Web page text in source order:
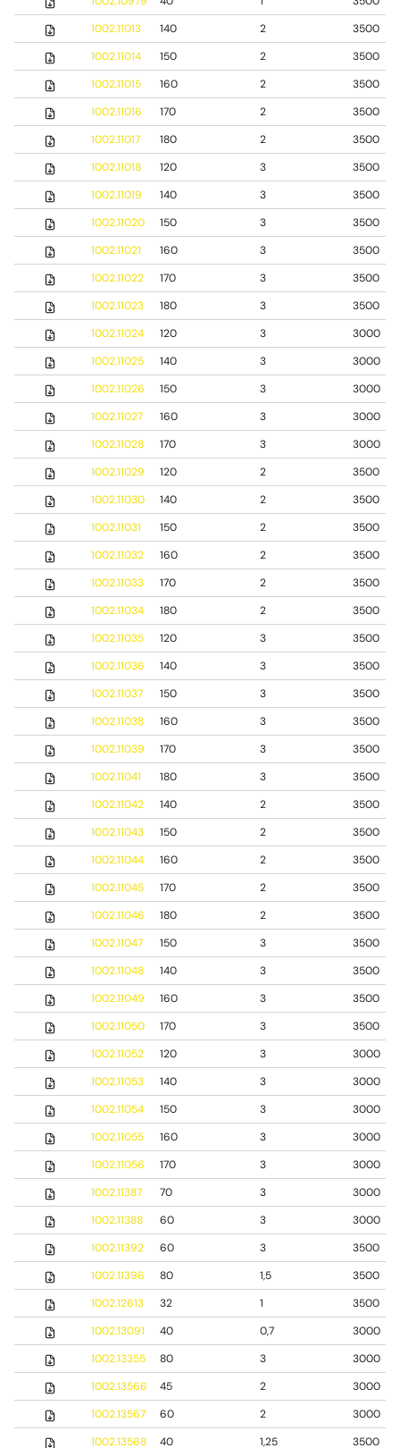
1002.11013
140 2
3500
1002.11014
150 2
3500
1002.11015
160 2
3500
1002.11016
170 2
3500
1002.11017
180 2
3500
1002.11018
120 3
3500
1002.11019
140 3
3500
1002.11020
150 3
3500
1002.11021
160 3
3500
1002.11022
170 3
3500
1002.11023
180 3
3500
1002.11024
120 3
3000
1002.11025
140 3
3000
1002.11026
150 3
3000
1002.11027
160 3
3000
1002.11028
170 3
3000
1002.11029
120 2
3500
1002.11030
140 2
3500
1002.11031
150 2
3500
1002.11032
160 2
3500
1002.11033
170 2
3500
1002.11034
180 2
3500
1002.11035
120 3
3500
1002.11036
140 3
3500
1002.11037
150 3
3500
1002.11038
160 3
3500
1002.11039
170 3
3500
1002.11041
180 3
3500
1002.11042
140 2
3500
1002.11043
150 2
3500
1002.11044
160 2
3500
1002.11045
170 2
3500
1002.11046
180 2
3500
1002.11047
150 3
3500
1002.11048
140 3
3500
1002.11049
160 3
3500
1002.11050
170 3
3500
1002.11052
120 3
3000
1002.11053
140 3
3000
1002.11054
150 3
3000
1002.11055
160 3
3000
1002.11056
170 3
3000
1002.11387
70 3
3000
1002.11388
60 3
3000
1002.11392
60 3
3500
1002.11396
80 1,5
3500
1002.12613
32 1
3500
1002.13091
40 0,7
3000
1002.13355
80 3
3000
1002.13566
45 2
3000
1002.13567
60 2
3000
1002.13568
40 1,25 3500